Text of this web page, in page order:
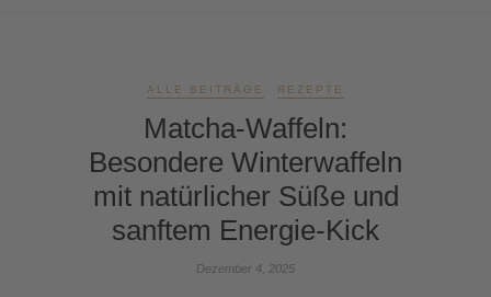
ALLE BEITRÄGE REZEPTE
Matcha-Waffeln:
Besondere Winterwaffeln
mit natürlicher Süße und
sanftem Energie-Kick
Dezember 4, 2025